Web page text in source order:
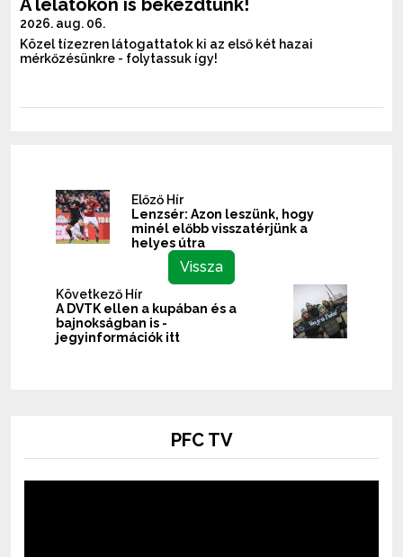
2026. aug. 06.
Közel tízezren látogattatok ki az első két hazai
mérkőzésünkre - folytassuk így!
Előző Hír
Lenzsér: Azon leszünk, hogy
minél előbb visszatérjünk a
helyes útra
Vissza
Következő Hír
A DVTK ellen a kupában és a
bajnokságban is -
jegyinformációk itt
PFC TV